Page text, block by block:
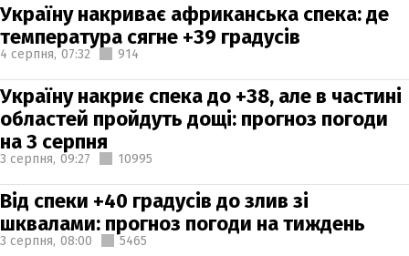
Україну накриває африканська спека: де
температура сягне +39 градусів
4 серпня, 07:32 914
Україну накриє спека до +38, але в частині
областей пройдуть дощі: прогноз погоди
на 3 серпня
3 серпня, 09:27 10995
Від спеки +40 градусів до злив зі
шквалами: прогноз погоди на тиждень
3 серпня, 08:00 5465